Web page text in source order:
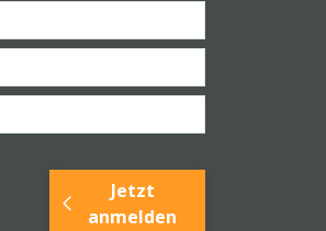
Jetzt
anmelden